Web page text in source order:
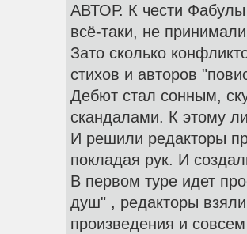
АВТОР. К чести Фабулы
всё-таки, не
Зато сколько
стихов и авторов
Дебют стал сонным,
скандалами. К этому
И решили редакторы
покладая рук. И
В первом туре идет
душ" , редакторы взяли
произведения и